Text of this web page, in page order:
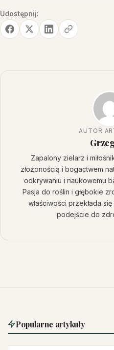
Udostępnij:
AUTOR
Zapalony zielarz i
złożonością i bogactwem
odkrywaniu i naukowemu
Pasja do roślin i głębokie
właściwości przekłada
podejście do
Popularne artykuły